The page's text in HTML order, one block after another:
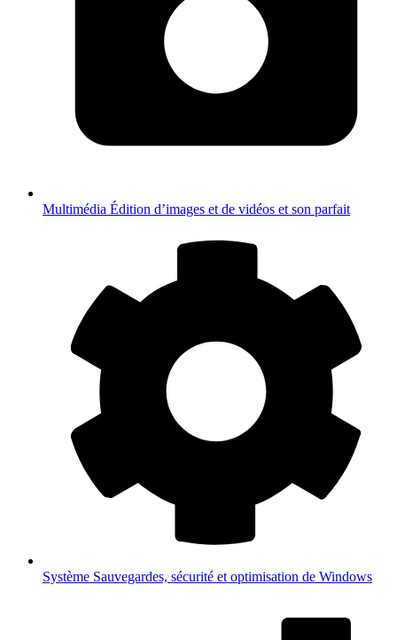
Multimédia Édition d’images et de vidéos et son parfait
Système Sauvegardes, sécurité et optimisation de Windows